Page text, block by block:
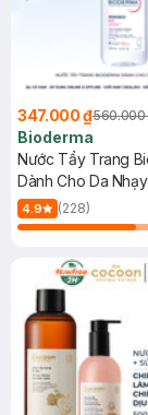
347.000 ₫560.000
Bioderma
Nước Tẩy Trang
Dành Cho Da
4.9 (228)